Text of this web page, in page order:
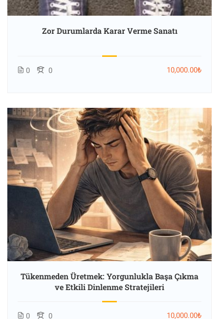
Zor Durumlarda Karar Verme Sanatı
0 0 10,000.00₺
Tükenmeden Üretmek: Yorgunlukla Başa Çıkma
ve Etkili Dinlenme Stratejileri
0 0 10,000.00₺